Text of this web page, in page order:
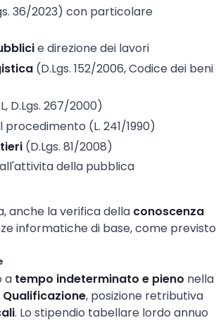
36/2023) con particolare
e direzione dei lavori
(D.Lgs. 152/2006, Codice dei beni
D.Lgs. 267/2000)
(L. 241/1990)
(D.Lgs. 81/2008)
della pubblica
anche la verifica della conoscenza
informatiche di base, come previsto
a tempo indeterminato e pieno nella
Qualificazione, posizione retributiva
. Lo stipendio tabellare lordo annuo